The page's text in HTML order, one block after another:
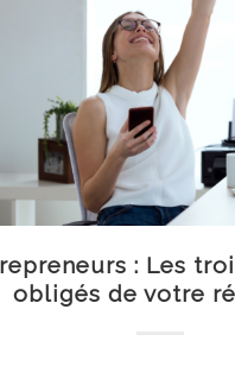
: Les
obligés de votre